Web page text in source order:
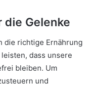
Gelenke
die richtige Ernährung
dass unsere
bleiben. Um
und